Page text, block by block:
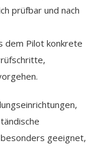
prüfbar und nach
dem Pilot konkrete
geeignet,